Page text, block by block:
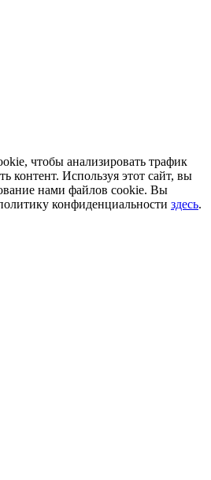
чтобы анализировать трафик
контент. Используя этот сайт, вы
нами файлов cookie. Вы
конфиденциальности здесь.